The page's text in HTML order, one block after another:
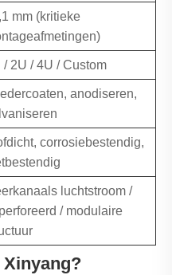
mm (kritieke
/ 2U / 4U / Custom
anodiseren,
corrosiebestendig,
luchtstroom /
/ modulaire